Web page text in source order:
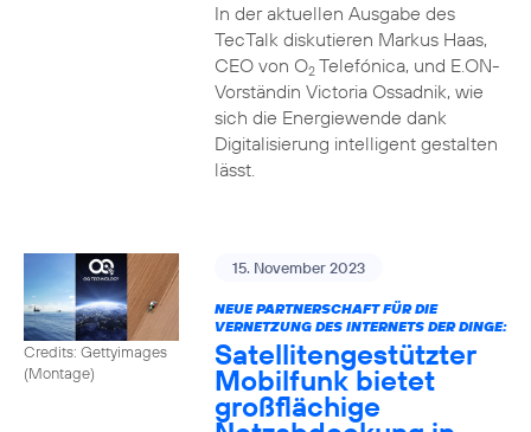
In der aktuellen Ausgabe des
TecTalk diskutieren Markus Haas,
CEO von O2Telefónica, und E.ON-
Vorständin Victoria Ossadnik, wie
sich die Energiewende dank
Digitalisierung intelligent gestalten
lässt.
Credits: Gettyimages
(Montage)
15. November 2023
NEUE PARTNERSCHAFT FÜR DIE
VERNETZUNG DES INTERNETS DER DINGE:
Satellitengestützter
Mobilfunk bietet
großflächige